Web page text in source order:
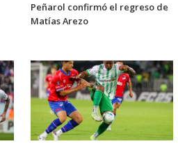
Peñarol confirmó el regreso de
Matías Arezo